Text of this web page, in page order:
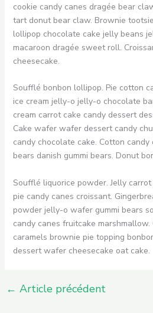
cookie candy canes dragée bear
tart donut bear claw. Brownie
lollipop chocolate cake jelly beans
macaroon dragée sweet roll.
cheesecake.
Soufflé bonbon lollipop. Pie cotton
ice cream jelly-o jelly-o chocolate
cream carrot cake candy dessert
Cake wafer wafer dessert candy
candy chocolate cake. Cotton
bears danish gummi bears. Donut
Soufflé liquorice powder. Jelly
pie candy canes croissant.
powder jelly-o wafer gummi bears
candy canes fruitcake marshmallow.
caramels brownie pie topping
dessert wafer cheesecake oat cake.
← Article précédent